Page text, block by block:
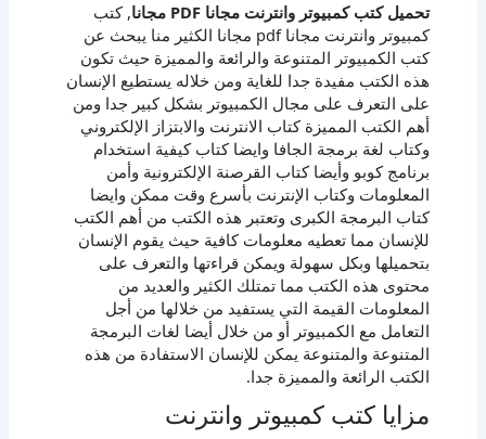
تحميل كتب كمبيوتر وانترنت مجانا PDF مجانا
, كتب
كمبيوتر وانترنت مجانا pdf مجانا الكثير منا يبحث عن
كتب الكمبيوتر المتنوعة والرائعة والمميزة حيث تكون
هذه الكتب مفيدة جدا للغاية ومن خلاله يستطيع الإنسان
على التعرف على مجال الكمبيوتر بشكل كبير جدا ومن
أهم الكتب المميزة كتاب الانترنت والابتزاز الإلكتروني
وكتاب لغة برمجة الجافا وايضا كتاب كيفية استخدام
برنامج كوبو وأيضا كتاب القرصنة الإلكترونية وأمن
المعلومات وكتاب الإنترنت بأسرع وقت ممكن وايضا
كتاب البرمجة الكبرى وتعتبر هذه الكتب من أهم الكتب
للإنسان مما تعطيه معلومات كافية حيث يقوم الإنسان
بتحميلها وبكل سهولة ويمكن قراءتها والتعرف على
محتوى هذه الكتب مما تمتلك الكثير والعديد من
المعلومات القيمة التي يستفيد من خلالها من أجل
التعامل مع الكمبيوتر أو من خلال أيضا لغات البرمجة
المتنوعة والمتنوعة يمكن للإنسان الاستفادة من هذه
الكتب الرائعة والمميزة جدا.
مزايا كتب كمبيوتر وانترنت